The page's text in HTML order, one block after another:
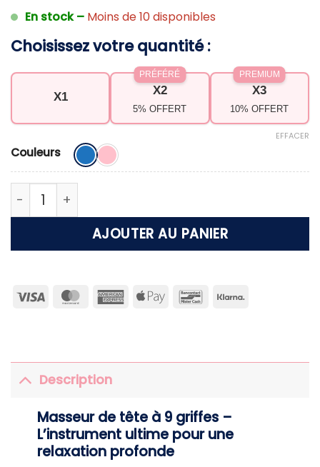
En stock – Moins de 10 disponibles
Choisissez votre quantité :
X1 X2
5% OFFERT
PRÉFÉRÉ
X3
10% OFFERT
PREMIUM
Couleurs
EFFACER
quantité de Masseur de tête à 9 griffes –
AJOUTER AU PANIER
Visa MasterCardAmericanApple
Bancontact
Klarna
Description
Masseur de tête à 9 griffes –
L’instrument ultime pour une
relaxation profonde